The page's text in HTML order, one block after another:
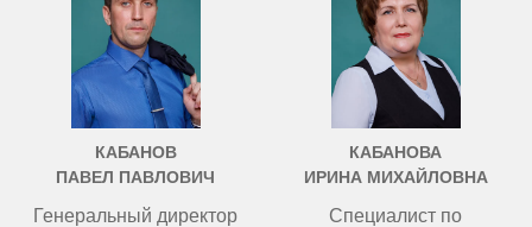
КАБАНОВ
ПАВЕЛ ПАВЛОВИЧ
Генеральный директор
КАБАНОВА
ИРИНА МИХАЙЛОВНА
Специалист по